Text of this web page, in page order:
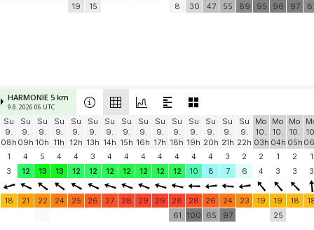
19
15 8 30 47 55 89 95 96 97
HARMONIE 5 km
9.8. 2026 06 UTC
Su
9.
08h
Su
9.
09h
Su
9.
10h
Su
9.
11h
Su
9.
12h
Su
9.
13h
Su
9.
14h
Su
9.
15h
Su
9.
16h
Su
9.
17h
Su
9.
18h
Su
9.
19h
Su
9.
20h
Su
9.
21h
Su
9.
22h
Mo
10.
03h
Mo
10.
04h
Mo
10.
05h
1
4 5 4 4 3 4 4 4 4 4 4 4 3 2 2 1 2
1
3
12 13 13 12 12 12 12 12 12 12 10 8 7 6 4 3 3 3
18 21 22 24 25 26 27 28 29 29 28 28 26 24 23 19 19 18
61
100 65 97 25